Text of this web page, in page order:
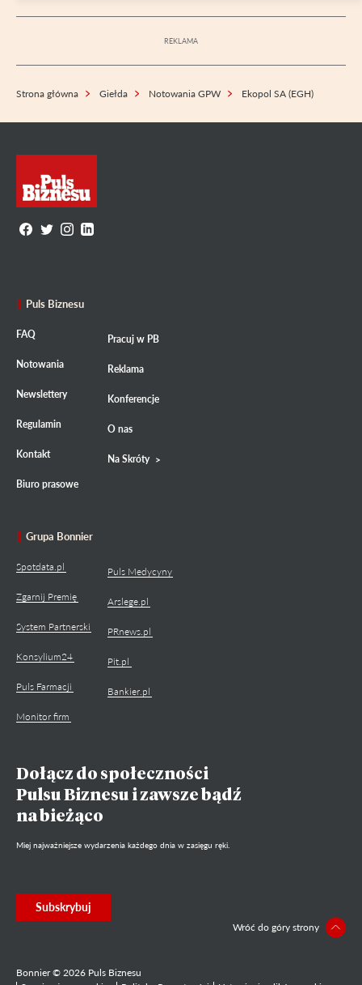
Strona główna Giełda Notowania GPW Ekopol SA (EGH)
Puls Biznesu
FAQ
Notowania
Newslettery
Regulamin
Kontakt
Biuro prasowe
Pracuj w PB
Reklama
Konferencje
O nas
Na Skróty
Grupa Bonnier
Spotdata.pl
Zgarnij Premię
System Partnerski
Konsylium24
Puls Farmacji
Monitor firm
Puls Medycyny
Arslege.pl
PRnews.pl
Pit.pl
Bankier.pl
Dołącz do społeczności
Pulsu Biznesu i zawsze bądź
na bieżąco
Miej najważniejsze wydarzenia każdego dnia w zasięgu ręki.
Subskrybuj
Bonnier © 2026 Puls Biznesu
Wróć do góry strony